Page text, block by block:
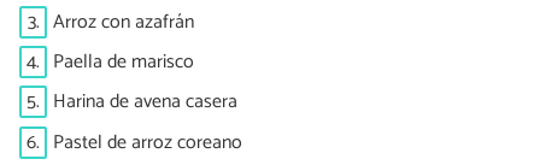
3. Arroz con azafrán
4. Paella de marisco
5. Harina de avena casera
6. Pastel de arroz coreano